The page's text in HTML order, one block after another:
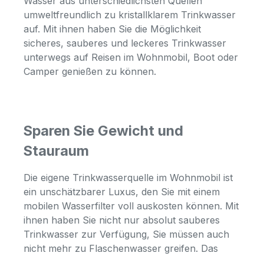
umweltfreundlich zu kristallklarem Trinkwasser
auf. Mit ihnen haben Sie die Möglichkeit
sicheres, sauberes und leckeres Trinkwasser
unterwegs auf Reisen im Wohnmobil, Boot oder
Camper genießen zu können.
Sparen Sie Gewicht und
Stauraum
Die eigene Trinkwasserquelle im Wohnmobil ist
ein unschätzbarer Luxus, den Sie mit einem
mobilen Wasserfilter voll auskosten können. Mit
ihnen haben Sie nicht nur absolut sauberes
Trinkwasser zur Verfügung, Sie müssen auch
nicht mehr zu Flaschenwasser greifen. Das